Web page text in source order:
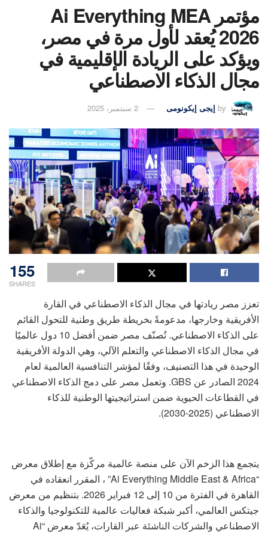
مؤتمر Ai Everything MEA
2026 يُعقد لأول مرة في مصر،
ويؤكد على الريادة الإقليمية في
مجال الذكاء الاصطناعي
by إيجى إيكونومى 2 سبتمبر، 2025
155
SHARES
تعزز مصر ريادتها في مجال الذكاء الاصطناعي في القارة
الأفريقية وخارجها، مدعومةً بخريطة طريق وطنية للتحول القائم
على الذكاء الاصطناعي. تُصنّف مصر ضمن أفضل 10 دول عالميًا
في مجال الذكاء الاصطناعي والتعلم الآلي، وهي الدولة الأفريقية
الوحيدة في هذا التصنيف، وفقًا لمؤشر التنافسية العالمية لعام
2024 الصادر عن GBS. وتعمل مصر على دمج الذكاء الاصطناعي
في القطاعات الحيوية ضمن استراتيجيتها الوطنية للذكاء
الاصطناعي (2025-2030).
يتجمع هذا الزخم الآن على منصة عالمية مركّزة مع إطلاق معرض
“Ai Everything Middle East & Africa” ، المقرر انعقاده في
القاهرة في الفترة من 10 إلى 12 فبراير 2026. بتنظيم من معرض
جيتكس العالمي، أكبر شبكة فعاليات عالمية للتكنولوجيا والذكاء
الاصطناعي والشركات الناشئة عبر القارات، يُعَدّ معرض “Ai